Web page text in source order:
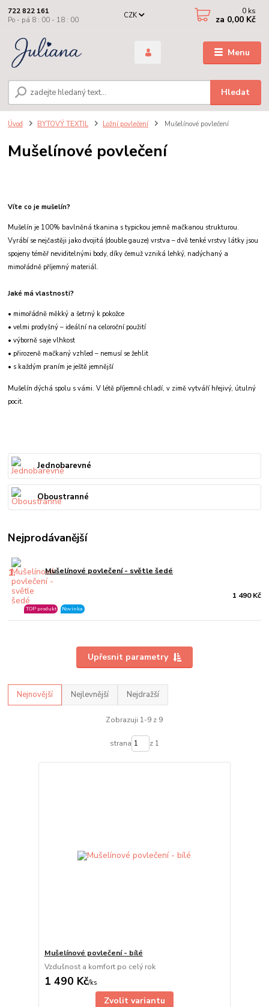
Menu
CZK
Hledat
722 822 161
Po - pá 8 : 00 - 18 : 00
0 ks
za 0,00 Kč
Úvod BYTOVÝ TEXTIL Ložní povlečení Mušelínové povlečení
Mušelínové povlečení
Víte co je mušelín?
Mušelín je 100% bavlněná tkanina s typickou jemně mačkanou strukturou.
Vyrábí se nejčastěji jako dvojitá (double gauze) vrstva – dvě tenké vrstvy látky jsou
spojeny téměř neviditelnými body, díky čemuž vzniká lehký, nadýchaný a
mimořádně příjemný materiál.
Jaké má vlastnosti?
• mimořádně měkký a šetrný k pokožce
• velmi prodyšný – ideální na celoroční použití
• výborně saje vlhkost
• přirozeně mačkaný vzhled – nemusí se žehlit
• s každým praním je ještě jemnější
Mušelín dýchá spolu s vámi. V létě příjemně chladí, v zimě vytváří hřejivý, útulný
pocit.
Jednobarevné
Oboustranné
Nejprodávanější
1. Mušelínové povlečení - světle šedé
TOP produkt Novinka
1 490 Kč
Upřesnit parametry
Nejnovější Nejlevnější Nejdražší
Zobrazuji 1-9 z 9
strana z 1
Mušelínové povlečení - bílé
Vzdušnost a komfort po celý rok
1 490 Kč/ks
Zvolit variantu